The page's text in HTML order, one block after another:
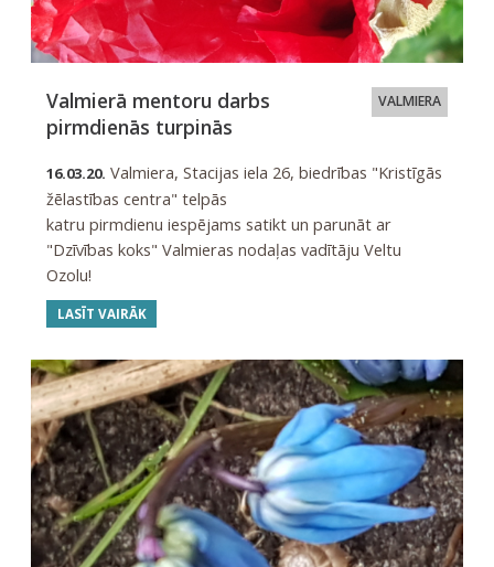
VALMIERA
Valmierā mentoru darbs
pirmdienās turpinās
16.03.20. Valmiera, Stacijas iela 26, biedrības "Kristīgās
žēlastības centra" telpās
katru pirmdienu iespējams satikt un parunāt ar
"Dzīvības koks" Valmieras nodaļas vadītāju Veltu
Ozolu!
LASĪT VAIRĀK